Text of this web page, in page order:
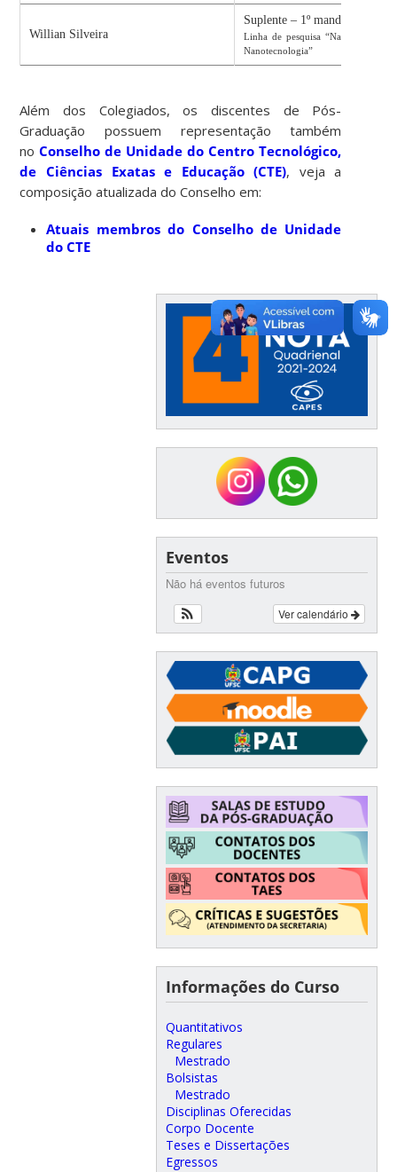
Willian Silveira
Suplente – 1º mandato
Linha de pesquisa “Nanociência e
Nanotecnologia”
Além dos Colegiados, os discentes de Pós-
Graduação possuem representação também
noConselho de Unidade do Centro Tecnológico,
de Ciências Exatas e Educação (CTE), veja a
composição atualizada do Conselho em:
Atuais membros do Conselho de Unidade
do CTE
Eventos
Não há eventos futuros
Ver calendário
Informações do Curso
Quantitativos
Regulares
Mestrado
Bolsistas
Mestrado
Disciplinas Oferecidas
Corpo Docente
Teses e Dissertações
Egressos